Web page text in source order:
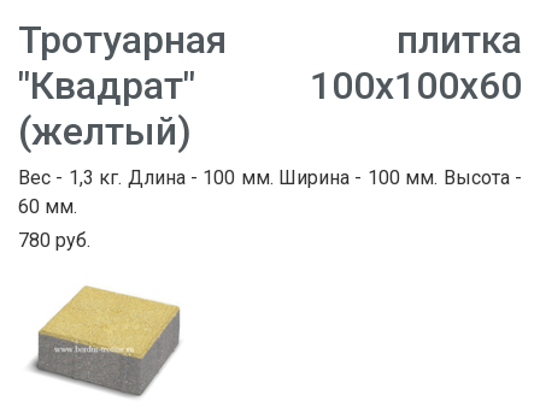
Тротуарная плитка
"Квадрат" 100х100х60
(желтый)
Вес - 1,3 кг. Длина - 100 мм. Ширина - 100 мм. Высота -
60 мм.
780 руб.